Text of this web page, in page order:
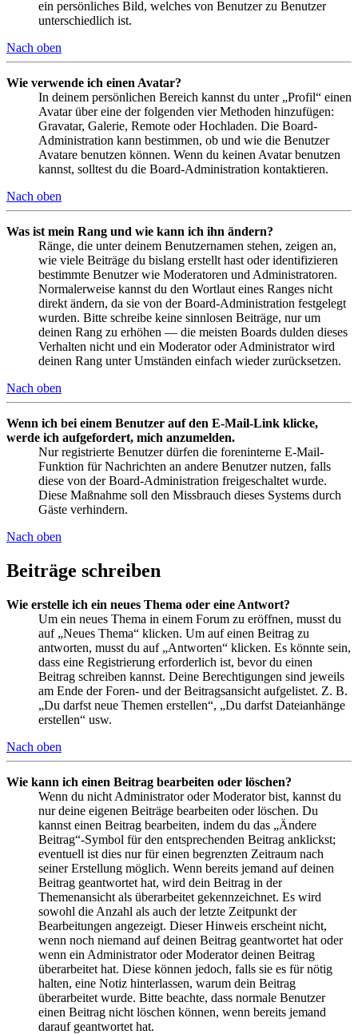
ein persönliches Bild, welches von Benutzer zu Benutzer
unterschiedlich ist.
Nach oben
Wie verwende ich einen Avatar?
In deinem persönlichen Bereich kannst du unter „Profil“ einen
Avatar über eine der folgenden vier Methoden hinzufügen:
Gravatar, Galerie, Remote oder Hochladen. Die Board-
Administration kann bestimmen, ob und wie die Benutzer
Avatare benutzen können. Wenn du keinen Avatar benutzen
kannst, solltest du die Board-Administration kontaktieren.
Nach oben
Was ist mein Rang und wie kann ich ihn ändern?
Ränge, die unter deinem Benutzernamen stehen, zeigen an,
wie viele Beiträge du bislang erstellt hast oder identifizieren
bestimmte Benutzer wie Moderatoren und Administratoren.
Normalerweise kannst du den Wortlaut eines Ranges nicht
direkt ändern, da sie von der Board-Administration festgelegt
wurden. Bitte schreibe keine sinnlosen Beiträge, nur um
deinen Rang zu erhöhen — die meisten Boards dulden dieses
Verhalten nicht und ein Moderator oder Administrator wird
deinen Rang unter Umständen einfach wieder zurücksetzen.
Nach oben
Wenn ich bei einem Benutzer auf den E-Mail-Link klicke,
werde ich aufgefordert, mich anzumelden.
Nur registrierte Benutzer dürfen die foreninterne E-Mail-
Funktion für Nachrichten an andere Benutzer nutzen, falls
diese von der Board-Administration freigeschaltet wurde.
Diese Maßnahme soll den Missbrauch dieses Systems durch
Gäste verhindern.
Nach oben
Beiträge schreiben
Wie erstelle ich ein neues Thema oder eine Antwort?
Um ein neues Thema in einem Forum zu eröffnen, musst du
auf „Neues Thema“ klicken. Um auf einen Beitrag zu
antworten, musst du auf „Antworten“ klicken. Es könnte sein,
dass eine Registrierung erforderlich ist, bevor du einen
Beitrag schreiben kannst. Deine Berechtigungen sind jeweils
am Ende der Foren- und der Beitragsansicht aufgelistet. Z. B.
„Du darfst neue Themen erstellen“, „Du darfst Dateianhänge
erstellen“ usw.
Nach oben
Wie kann ich einen Beitrag bearbeiten oder löschen?
Wenn du nicht Administrator oder Moderator bist, kannst du
nur deine eigenen Beiträge bearbeiten oder löschen. Du
kannst einen Beitrag bearbeiten, indem du das „Ändere
Beitrag“-Symbol für den entsprechenden Beitrag anklickst;
eventuell ist dies nur für einen begrenzten Zeitraum nach
seiner Erstellung möglich. Wenn bereits jemand auf deinen
Beitrag geantwortet hat, wird dein Beitrag in der
Themenansicht als überarbeitet gekennzeichnet. Es wird
sowohl die Anzahl als auch der letzte Zeitpunkt der
Bearbeitungen angezeigt. Dieser Hinweis erscheint nicht,
wenn noch niemand auf deinen Beitrag geantwortet hat oder
wenn ein Administrator oder Moderator deinen Beitrag
überarbeitet hat. Diese können jedoch, falls sie es für nötig
halten, eine Notiz hinterlassen, warum dein Beitrag
überarbeitet wurde. Bitte beachte, dass normale Benutzer
einen Beitrag nicht löschen können, wenn bereits jemand
darauf geantwortet hat.